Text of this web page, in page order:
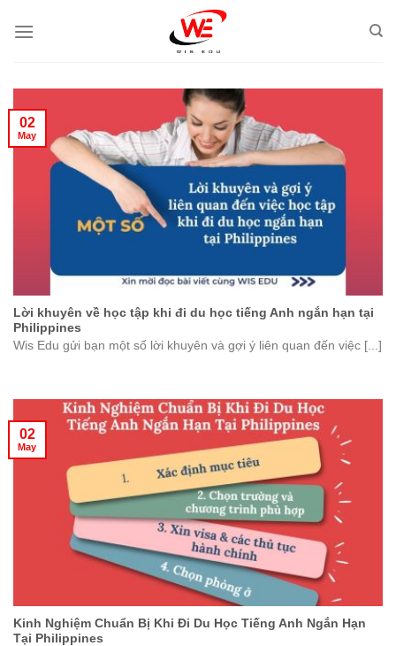
Lời khuyên về học tập khi đi du học tiếng Anh ngắn hạn tại
Philippines
Wis Edu gửi bạn một số lời khuyên và gợi ý liên quan đến việc [...]
02
May
Kinh Nghiệm Chuẩn Bị Khi Đi Du Học Tiếng Anh Ngắn Hạn
Tại Philippines
02
May